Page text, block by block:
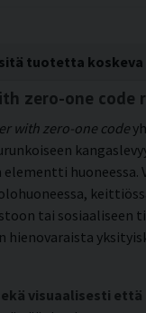
tuotetta koskeva
zero-one code
with zero-one code
huoneessa.
tai sosiaaliseen
hienovaraista
visuaalisesti